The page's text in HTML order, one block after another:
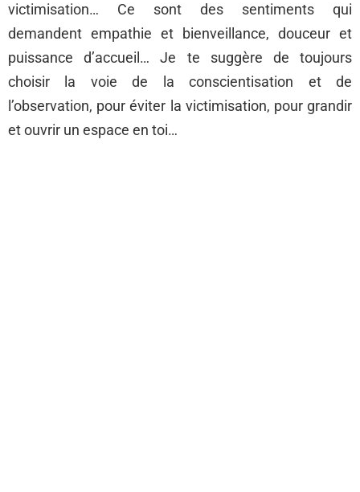
victimisation… Ce sont des sentiments qui
demandent empathie et bienveillance, douceur et
puissance d’accueil… Je te suggère de toujours
choisir la voie de la conscientisation et de
l’observation, pour éviter la victimisation, pour grandir
et ouvrir un espace en toi…